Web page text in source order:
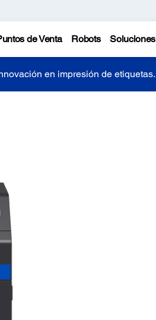
de Venta Robots Soluciones
en impresión de etiquetas.